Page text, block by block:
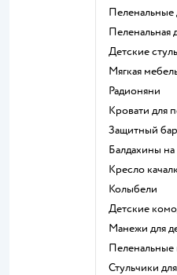
Детские
Мягкая
Радионяни
Кровати для
Защитный
Балдахины
Кресло
Колыбели
Детские
Манежи для
Стульчики